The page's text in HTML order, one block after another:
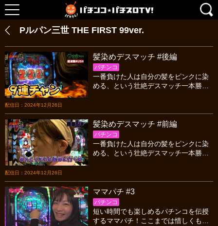
Pルパン三世 THE FIRST 99ver.
配信日：2024年12月26日
髪染めデスマッチ #後編
パチンコ
一番負けた人は自分の髪をピンクに染
める、という壮絶デスマッチ一本勝
わう一人に憐れみを…。
配信日：2024年12月26日
髪染めデスマッチ #前編
パチンコ
一番負けた人は自分の髪をピンクに染
める、という壮絶デスマッチ一本勝
わう一人に憐れみを…。
ママパチ #3
パチンコ
短い時間でも楽しめるパチンコを伝授
するママパチ！ここまでは惜しくも目